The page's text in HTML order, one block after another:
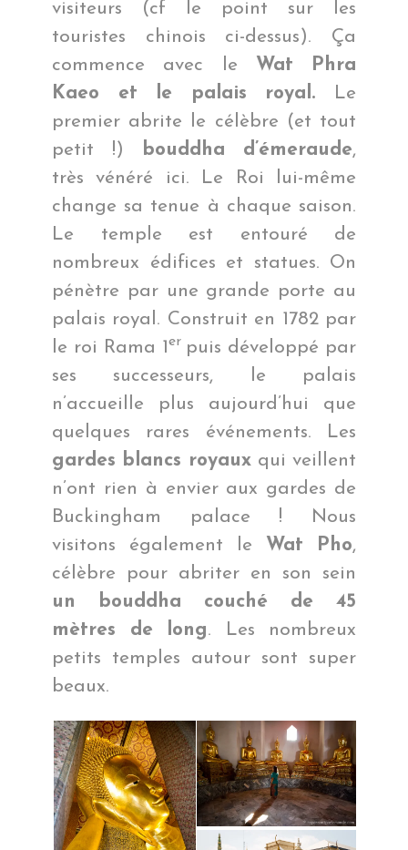
visiteurs (cf le point sur les
touristes chinois ci-dessus). Ça
commence avec le
Wat Phra
Kaeo
et le palais royal. Le
premier abrite le célèbre (et tout
petit !)
bouddha d’émeraude,
très vénéré ici. Le Roi lui-même
change sa tenue à chaque saison.
Le temple est entouré de
nombreux édifices et statues. On
pénètre par une grande porte au
palais royal. Construit en 1782 par
le roi Rama 1 er puis développé par
ses successeurs, le palais
n’accueille plus aujourd’hui que
quelques rares événements. Les
gardes blancs royauxqui veillent
n’ont rien à envier aux gardes de
Buckingham palace ! Nous
visitons également le Wat Pho,
célèbre pour abriter en son sein
un bouddha couché de 45
mètres de long. Les nombreux
petits temples autour sont super
beaux.